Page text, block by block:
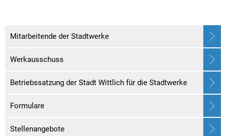
Mitarbeitende der Stadtwerke
Werkausschuss
Betriebssatzung der Stadt Wittlich für die Stadtwerke
Formulare
Stellenangebote